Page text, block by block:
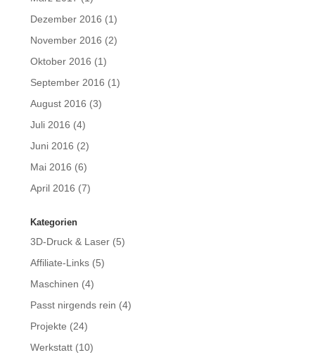
Dezember 2016 (1)
November 2016 (2)
Oktober 2016 (1)
September 2016 (1)
August 2016 (3)
Juli 2016 (4)
Juni 2016 (2)
Mai 2016 (6)
April 2016 (7)
Kategorien
3D-Druck & Laser(5)
Affiliate-Links(5)
Maschinen (4)
Passt nirgends rein (4)
Projekte (24)
Werkstatt(10)